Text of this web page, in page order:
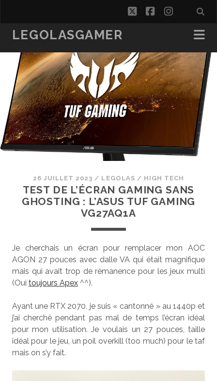
twitterfacebook
LEGOLASGAMER
26 JUILLET 2023 / LEGOLAS / HIGH TECH
TEST DE L’ÉCRAN GAMING SANS
GHOSTING : L’ASUS TUF GAMING
VG27AQ1A
Je cherchais un écran pour remplacer mon AOC
AGON 27 pouces avec dalle VA qui était magnifique
mais qui avait trop de rémanence pour les jeux multi
(Oui toujours Apex^^).
Ayant une RTX 2070, je suis « cantonné » au 1440p et
j’ai cherché pendant pas mal de temps l’écran idéal
pour mon utilisation. Je voulais un 27 pouces, taille
idéal pour le jeu, un poil overkill (too much) pour le taf
mais on s’y fait.